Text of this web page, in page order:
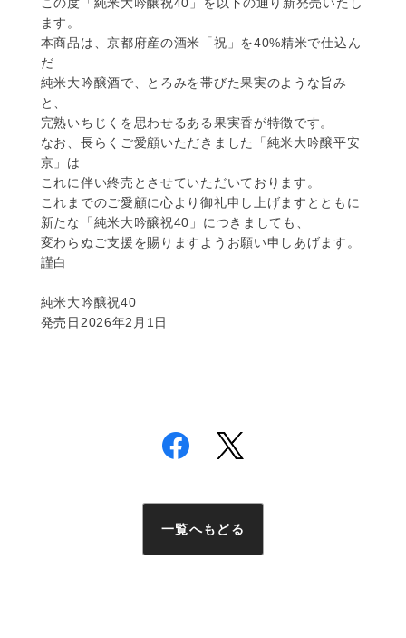
ます。
本商品は、京都府産の酒米「祝」を40%精米で仕込ん
だ
純米大吟醸酒で、とろみを帯びた果実のような旨み
と、
完熟いちじくを思わせるある果実香が特徴です。
なお、長らくご愛顧いただきました「純米大吟醸平安
京」は
これに伴い終売とさせていただいております。
これまでのご愛顧に心より御礼申し上げますとともに
新たな「純米大吟醸祝40」につきましても、
変わらぬご支援を賜りますようお願い申しあげます。
謹白
純米大吟醸祝40
発売日2026年2月1日
一覧へもどる